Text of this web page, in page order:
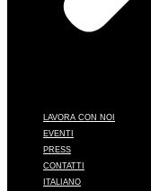
LAVORA CON NOI
EVENTI
PRESS
CONTATTI
ITALIANO